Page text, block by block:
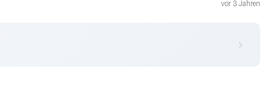
vor 3 Jahren